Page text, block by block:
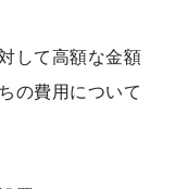
して高額な金額
の費用について